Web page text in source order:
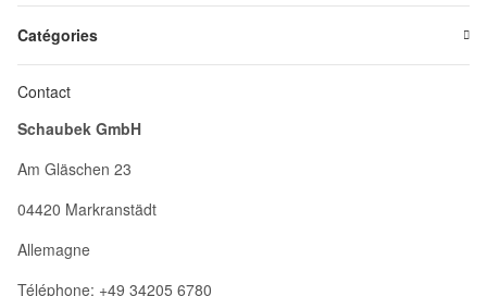
Catégories
Contact
Schaubek GmbH
Am Gläschen 23
04420 Markranstädt
Allemagne
Téléphone: +49 34205 6780